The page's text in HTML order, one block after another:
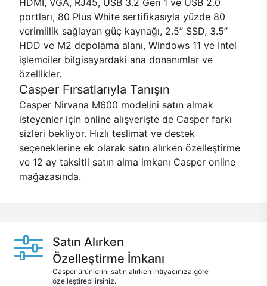
HDMI, VGA, RJ45, USB 3.2 Gen 1 ve USB 2.0
portları, 80 Plus White sertifikasıyla yüzde 80
verimlilik sağlayan güç kaynağı, 2.5’’ SSD, 3.5’’
HDD ve M2 depolama alanı, Windows 11 ve Intel
işlemciler bilgisayardaki ana donanımlar ve
özellikler.
Casper Fırsatlarıyla Tanışın
Casper Nirvana M600 modelini satın almak
isteyenler için online alışverişte de Casper farkı
sizleri bekliyor. Hızlı teslimat ve destek
seçeneklerine ek olarak satın alırken özelleştirme
ve 12 ay taksitli satın alma imkanı Casper online
mağazasında.
Satın Alırken
Özelleştirme İmkanı
Casper ürünlerini satın alırken ihtiyacınıza göre
özelleştirebilirsiniz.